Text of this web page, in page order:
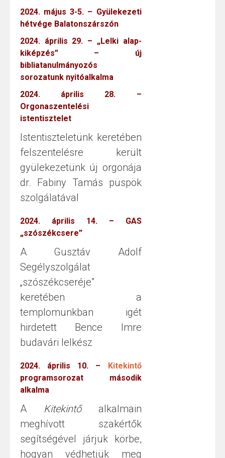
2024. május 3-5. – Gyülekezeti
hétvége Balatonszárszón
2024. április 29. – „Lelki alap-
kiképzés” – új
bibliatanulmányozós
sorozatunk nyitóalkalma
2024. április 28. –
Orgonaszentelési
istentisztelet
Istentiszteletünk keretében
felszentelésre került
gyülekezetünk új orgonája
dr. Fabiny Tamás püspök
szolgálatával
2024. április 14. – GAS
„szószékcsere”
A Gusztáv Adolf
Segélyszolgálat
„szószékcseréje”
keretében a
templomunkban igét
hirdetett Bence Imre
budavári lelkész
2024. április 10. – Kitekintő
programsorozat második
alkalma
A Kitekintőalkalmain
meghívott szakértők
segítségével járjuk körbe,
hogyan védhetjük meg